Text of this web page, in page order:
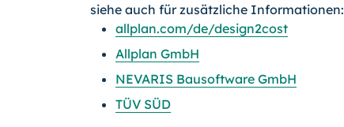
siehe auch für zusätzliche Informationen:
allplan.com/de/design2cost
Allplan GmbH
NEVARIS Bausoftware GmbH
TÜV SÜD